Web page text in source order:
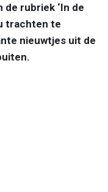
rubriek ‘In de
trachten te
nieuwtjes uit de